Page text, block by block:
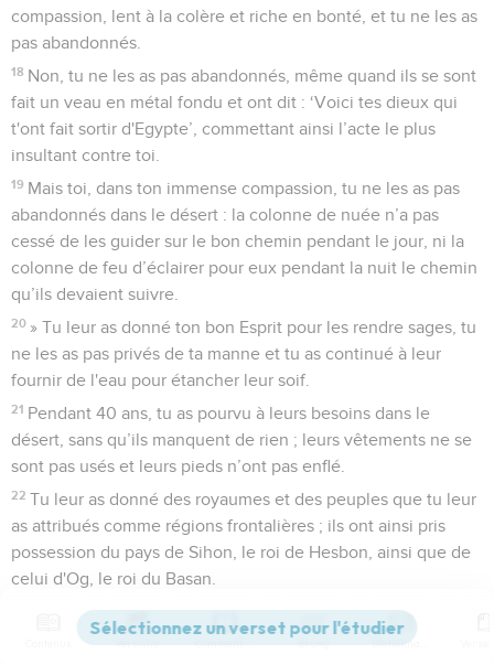
compassion, lent à la colère et riche en bonté, et tu ne les as
pas abandonnés.
18 Non, tu ne les as pas abandonnés, même quand ils se sont
fait un veau en métal fondu et ont dit : ‘Voici tes dieux qui
t'ont fait sortir d'Egypte’, commettant ainsi l’acte le plus
insultant contre toi.
19 Mais toi, dans ton immense compassion, tu ne les as pas
abandonnés dans le désert : la colonne de nuée n’a pas
cessé de les guider sur le bon chemin pendant le jour, ni la
colonne de feu d’éclairer pour eux pendant la nuit le chemin
qu’ils devaient suivre.
20 » Tu leur as donné ton bon Esprit pour les rendre sages, tu
ne les as pas privés de ta manne et tu as continué à leur
fournir de l'eau pour étancher leur soif.
21 Pendant 40 ans, tu as pourvu à leurs besoins dans le
désert, sans qu’ils manquent de rien ; leurs vêtements ne se
sont pas usés et leurs pieds n’ont pas enflé.
22 Tu leur as donné des royaumes et des peuples que tu leur
as attribués comme régions frontalières ; ils ont ainsi pris
possession du pays de Sihon, le roi de Hesbon, ainsi que de
celui d'Og, le roi du Basan.
Tu as rendu leurs fils aussi nombreux que les étoiles du
ciel et tu les as fait entrer dans le pays dont tu avais promis à
Versions Commentaires Strong